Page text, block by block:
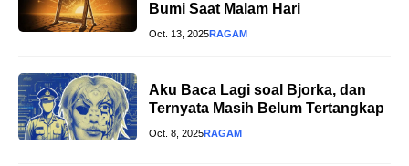
Bumi Saat Malam Hari
Oct. 13, 2025RAGAM
Aku Baca Lagi soal Bjorka, dan
Ternyata Masih Belum Tertangkap
Oct. 8, 2025RAGAM